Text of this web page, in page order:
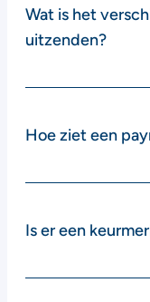
Wat is het
uitzenden?
Hoe ziet een
Is er een